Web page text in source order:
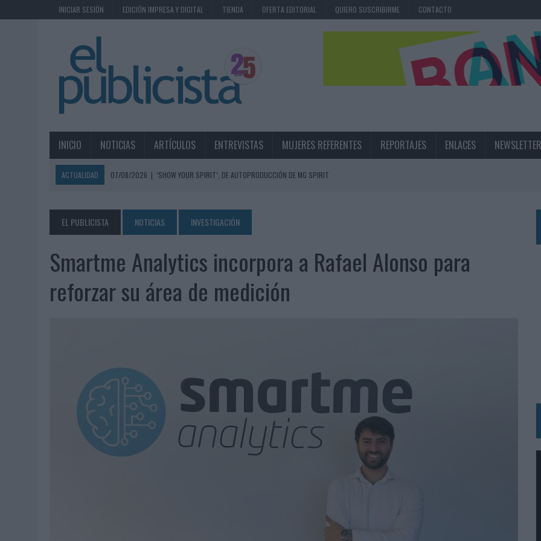
INICIAR SESIÓN EDICIÓN IMPRESA Y DIGITAL TIENDA OFERTA EDITORIAL QUIERO SUSCRIBIRME CONTACTO
INICIO NOTICIAS ARTÍCULOS ENTREVISTAS MUJERES REFERENTES REPORTAJES ENLACES NEWSLETTER
ACTUALIDAD 07/08/2026 | ‘SHOW YOUR SPIRIT’, DE AUTOPRODUCCIÓN DE MG SPIRIT
MAHOU REIVINDICA EL RITUAL DE LA CAÑA EN EL DÍA INTERNACIONAL DE LA CERVEZA
07/08/2026 | MG SPIRIT RELANZA SU MARCA CON UNA ESTRATEGIA 360º CENTRADA EN EL ORIGEN BARCELONÉS
07/08/2026
PATRÓN CONVIERTE EL NUEVO SINGLE DE ARÓN PIPER EN UNA EXPERIENCIA DE MARCA EN IBIZA
07/08/2026 | EL VERANO PONE A PRUEBA LA ESTRATEGIA DIGITAL DE LAS MARCAS
07/08/2026 |
VUELING CONVIERTE LOS RECUERDOS EN SOUVENIRS CON IA
06/08/2026 |
LA TELEVISIÓN SIGUE LIDERANDO EL CONSUMO DE MEDIOS EN VERANO Y SUPERA AL MÓVIL COMO DISPOSITIVO MÁS UTILIZADO
06/08/2026
|
EL USO DE LA IA GENERATIVA ALCANZA YA AL 62% DE LOS ESPAÑOLES
06/08/2026
SYSTEM1 NOMBRA A KIMBERLY BASTONI COMO NUEVA DIRECTORA COMERCIAL GLOBAL
06/08/2026
FRIGO Y UNIQLO LANZAN UNA COLECCIÓN PERSONALIZABLE INSPIRADA EN CORNETTO, CALIPPO Y SOLERO
| LA IA ESTÁ SUBIENDO EL LISTÓN DE LA CREATIVIDAD
BEON WORLDWIDE LANZA RAÍZ URBANA PARA TRANSFORMAR EL PATRIMONIO HISTÓRICO EN ACTIVOS CULTURALES Y ECONÓMICOS
LOPESAN HOTELS & RESORTS ACERCA EL PARAÍSO CANARIO EN SU ÚLTIMA CAMPAÑA INTERNACIONAL
LUIS ARQUILLOS (BURGO DE ARIAS): “LA CONSTRUCCIÓN DE MARCA A LARGO PLAZO Y LA MEDICIÓN SON DOS CARAS DE LA MISMA
EL PUBLICISTA NOTICIAS INVESTIGACIÓN
Smartme Analytics incorpora a Rafael Alonso para
reforzar su área de medición